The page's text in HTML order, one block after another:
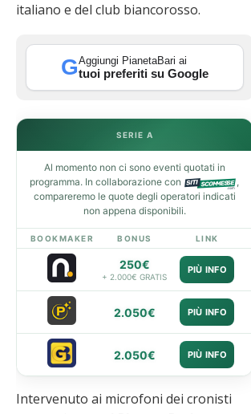
italiano e del club biancorosso.
GAggiungi PianetaBari ai
tuoi preferiti su Google
SERIE A
Al momento non ci sono eventi quotati in
programma. In collaborazione con
,
compareremo le quote degli operatori indicati
non appena disponibili.
BOOKMAKER BONUS LINK
250€
+ 2.000€ GRATIS
PIÙ INFO
2.050€ PIÙ INFO
2.050€ PIÙ INFO
Intervenuto ai microfoni dei cronisti